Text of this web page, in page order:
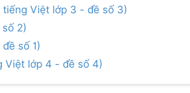
tiếng Việt lớp 3 - đề số 3)
2)
số 1)
Việt lớp 4 - đề số 4)